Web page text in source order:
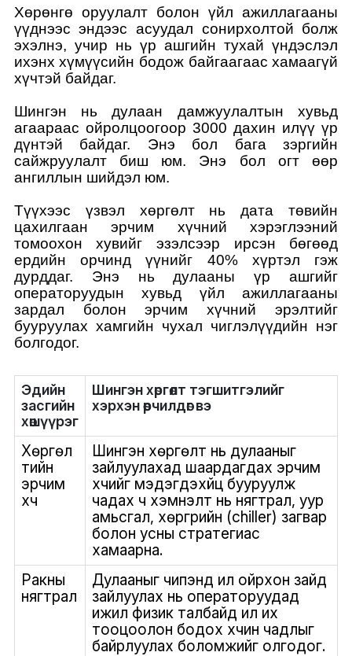
Хөрөнгө оруулалт болон үйл ажиллагааны
үүднээс эндээс асуудал сонирхолтой болж
эхэлнэ, учир нь үр ашгийн тухай үндэслэл
ихэнх хүмүүсийн бодож байгаагаас хамаагүй
хүчтэй байдаг.
Шингэн нь дулаан дамжуулалтын хувьд
агаараас ойролцоогоор 3000 дахин илүү үр
дүнтэй байдаг. Энэ бол бага зэргийн
сайжруулалт биш юм. Энэ бол огт өөр
ангиллын шийдэл юм.
Түүхээс үзвэл хөргөлт нь дата төвийн
цахилгаан эрчим хүчний хэрэглээний
томоохон хувийг эзэлсээр ирсэн бөгөөд
ердийн орчинд үүнийг 40% хүртэл гэж
дурддаг. Энэ нь дулааны үр ашгийг
операторуудын хувьд үйл ажиллагааны
зардал болон эрчим хүчний эрэлтийг
бууруулах хамгийн чухал чиглэлүүдийн нэг
болгодог.
Эдийн
засгийн
хөшүүрэг
Шингэн хөргөлт тэгшитгэлийг
хэрхэн өөрчилдөг вэ
Хөргөл
тийн
эрчим
хүч
Шингэн хөргөлт нь дулааныг
зайлуулахад шаардагдах эрчим
хүчийг мэдэгдэхүйц бууруулж
чадах ч хэмнэлт нь нягтрал, уур
амьсгал, хөргүүрийн (chiller) загвар
болон усны стратегиас
хамаарна.
Ракны
нягтрал
Дулааныг чипэнд илүү ойрхон зайд
зайлуулах нь операторуудад
ижил физик талбайд илүү их
тооцоолон бодох хүчин чадлыг
байрлуулах боломжийг олгодог.